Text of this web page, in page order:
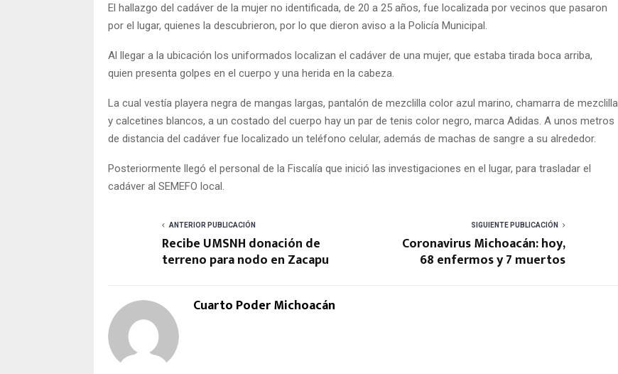
El hallazgo del cadáver de la mujer no identificada, de 20 a 25 años, fue localizada por vecinos que pasaron
por el lugar, quienes la descubrieron, por lo que dieron aviso a la Policía Municipal.
Al llegar a la ubicación los uniformados localizan el cadáver de una mujer, que estaba tirada boca arriba,
quien presenta golpes en el cuerpo y una herida en la cabeza.
La cual vestía playera negra de mangas largas, pantalón de mezclilla color azul marino, chamarra de mezclilla
y calcetines blancos, a un costado del cuerpo hay un par de tenis color negro, marca Adidas. A unos metros
de distancia del cadáver fue localizado un teléfono celular, además de machas de sangre a su alrededor.
Posteriormente llegó el personal de la Fiscalía que inició las investigaciones en el lugar, para trasladar el
cadáver al SEMEFO local.
ANTERIOR PUBLICACIÓN
Recibe UMSNH donación de
terreno para nodo en Zacapu
SIGUIENTE PUBLICACIÓN
Coronavirus Michoacán: hoy,
68 enfermos y 7 muertos
Cuarto Poder Michoacán